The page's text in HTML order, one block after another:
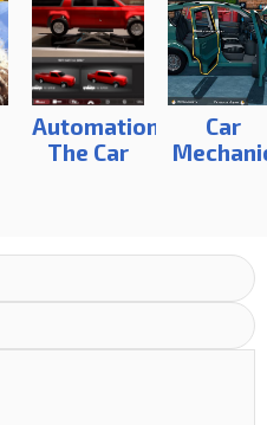
Automation
The Car
Car